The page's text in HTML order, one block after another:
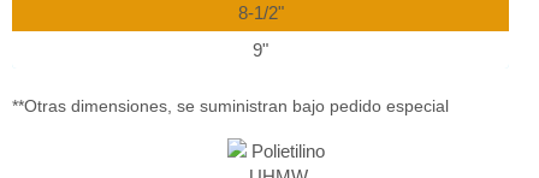
8-1/2"
9"
**Otras dimensiones, se suministran bajo pedido especial